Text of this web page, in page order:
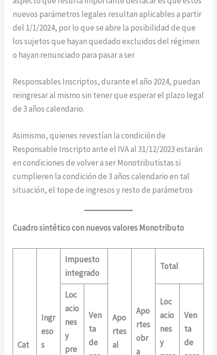
nuevos parámetros legales resultan aplicables a partir
del 1/1/2024, por lo que se abre la posibilidad de que
los sujetos que hayan quedado excluidos del régimen
o hayan renunciado para pasar a ser
Responsables Inscriptos, durante el año 2024, puedan
reingresar al mismo sin tener que esperar el plazo legal
de 3 años calendario.
Asimismo, quienes revestían la condición de
Responsable Inscripto ante el IVA al 31/12/2023 estarán
en condiciones de volver a ser Monotributistas si
cumplieren la condición de 3 años calendario en tal
situación, el tope de ingresos y resto de parámetros
Cuadro sintético con nuevos valores Monotributo
Cat
Ingr
eso
s
Impuesto
integrado
Apo
rtes
al
Apo
rtes
obr
a
Total
Loc
acio
nes
y
pre
Ven
ta
de
Loc
acio
nes
y
Ven
ta
de